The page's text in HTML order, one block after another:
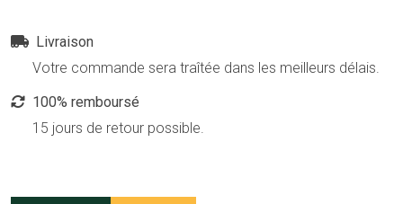
Livraison
Votre commande sera traîtée dans les meilleurs délais.
100% remboursé
15 jours de retour possible.